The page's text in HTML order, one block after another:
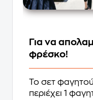
Για να
φρέσκο!
Το σετ
περιέχει 1